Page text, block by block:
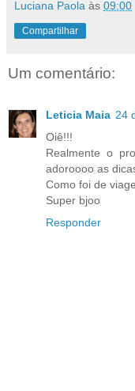
Luciana Paola às 09:00
Compartilhar
Um comentário:
Leticia Maia 24
Oiê!!!
Realmente o
adoroooo as
Como foi de
Super bjoo
Responder